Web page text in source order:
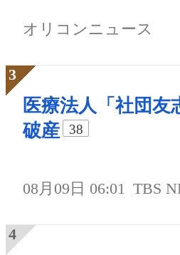
オリコンニュース
医療法人「社団友
破産
38
08月09日 06:01 TBS